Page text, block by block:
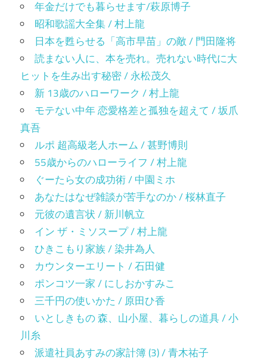
年金だけでも暮らせます/萩原博子
昭和歌謡大全集 / 村上龍
日本を甦らせる「高市早苗」の敵 / 門田隆将
読まない人に、本を売れ。売れない時代に大
ヒットを生み出す秘密 / 永松茂久
新 13歳のハローワーク / 村上龍
モテない中年 恋愛格差と孤独を超えて / 坂爪
真吾
ルポ 超高級老人ホーム / 甚野博則
55歳からのハローライフ / 村上龍
ぐーたら女の成功術 / 中園ミホ
あなたはなぜ雑談が苦手なのか / 桜林直子
元彼の遺言状 / 新川帆立
イン ザ・ミソスープ / 村上龍
ひきこもり家族 / 染井為人
カウンターエリート / 石田健
ポンコツ一家 / にしおかすみこ
三千円の使いかた / 原田ひ香
いとしきもの 森、山小屋、暮らしの道具 / 小
川糸
派遣社員あすみの家計簿 (3) / 青木祐子